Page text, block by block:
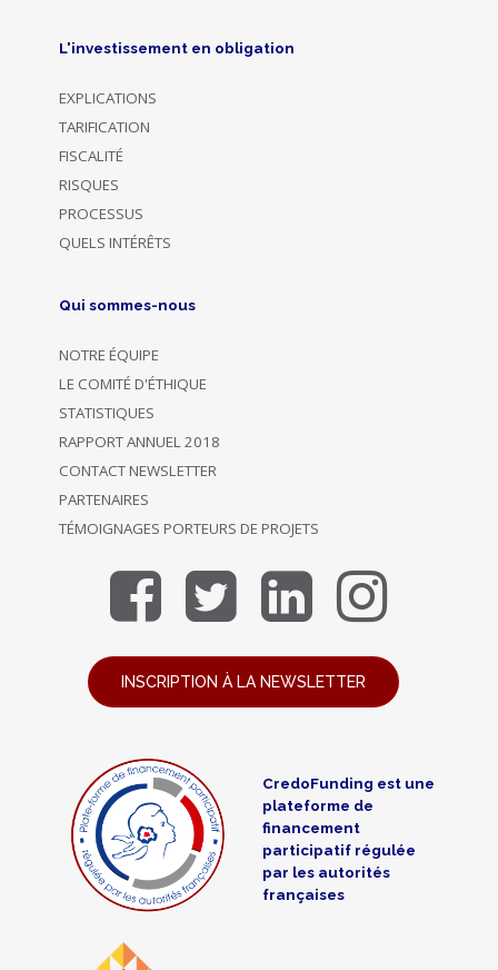
L'investissement en obligation
EXPLICATIONS
TARIFICATION
FISCALITÉ
RISQUES
PROCESSUS
QUELS INTÉRÊTS
Qui sommes-nous
NOTRE ÉQUIPE
LE COMITÉ D'ÉTHIQUE
STATISTIQUES
RAPPORT ANNUEL 2018
CONTACT NEWSLETTER
PARTENAIRES
TÉMOIGNAGES PORTEURS DE PROJETS
INSCRIPTION À LA NEWSLETTER
CredoFunding est une
plateforme de
financement
participatif régulée
par les autorités
françaises